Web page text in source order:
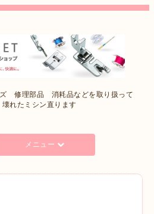
ズ 修理部品 消耗品などを取り扱って
壊れたミシン直ります
メニュー